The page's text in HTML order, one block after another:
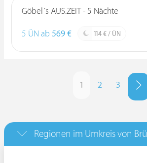
Göbel´s AUS.ZEIT - 5 Nächte
5 ÜN ab 569 € 114 € / ÜN
1 2 3
Regionen im Umkreis von